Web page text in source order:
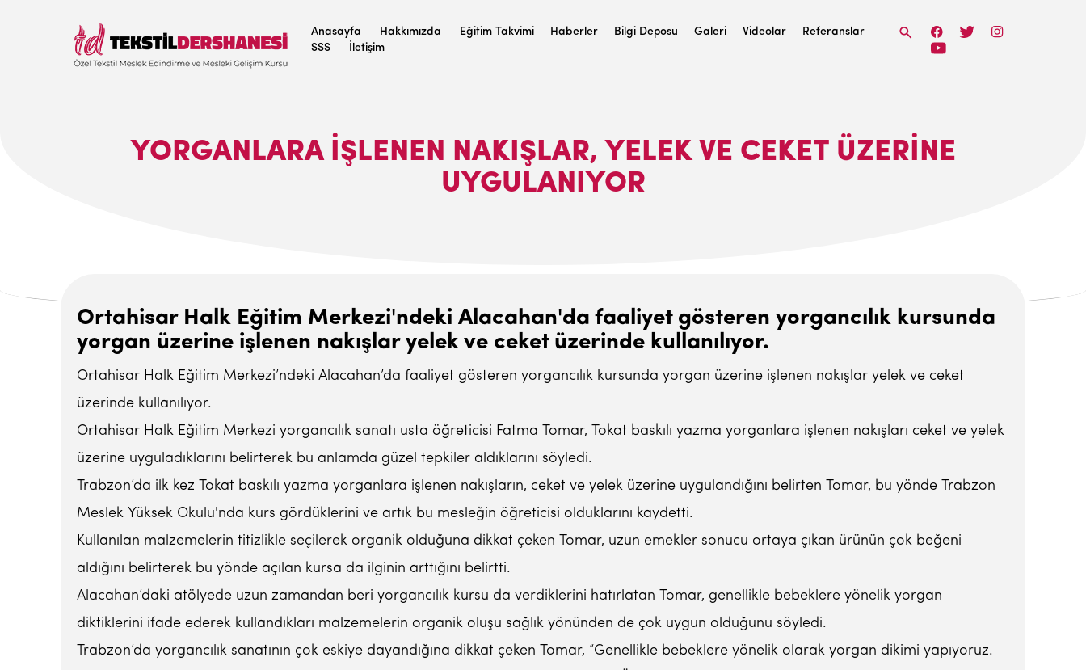
Anasayfa Hakkımızda Eğitim Takvimi Haberler Bilgi Deposu Galeri Videolar
Referanslar
SSS
İletişim
YORGANLARA IŞLENEN NAKIŞLAR, YELEK VE CEKET ÜZERINE
UYGULANIYOR
Ortahisar Halk Eğitim Merkezi'ndeki Alacahan'da faaliyet gösteren yorgancılık kursunda
yorgan üzerine işlenen nakışlar yelek ve ceket üzerinde kullanılıyor.
Ortahisar Halk Eğitim Merkezi’ndeki Alacahan’da faaliyet gösteren yorgancılık kursunda yorgan üzerine işlenen nakışlar yelek ve ceket
üzerinde kullanılıyor.
Ortahisar Halk Eğitim Merkezi yorgancılık sanatı usta öğreticisi Fatma Tomar, Tokat baskılı yazma yorganlara işlenen nakışları ceket ve yelek
üzerine uyguladıklarını belirterek bu anlamda güzel tepkiler aldıklarını söyledi.
Trabzon’da ilk kez Tokat baskılı yazma yorganlara işlenen nakışların, ceket ve yelek üzerine uygulandığını belirten Tomar, bu yönde Trabzon
Meslek Yüksek Okulu'nda kurs gördüklerini ve artık bu mesleğin öğreticisi olduklarını kaydetti.
Kullanılan malzemelerin titizlikle seçilerek organik olduğuna dikkat çeken Tomar, uzun emekler sonucu ortaya çıkan ürünün çok beğeni
aldığını belirterek bu yönde açılan kursa da ilginin arttığını belirtti.
Alacahan’daki atölyede uzun zamandan beri yorgancılık kursu da verdiklerini hatırlatan Tomar, genellikle bebeklere yönelik yorgan
diktiklerini ifade ederek kullandıkları malzemelerin organik oluşu sağlık yönünden de çok uygun olduğunu söyledi.
Trabzon’da yorgancılık sanatının çok eskiye dayandığına dikkat çeken Tomar, “Genellikle bebeklere yönelik olarak yorgan dikimi yapıyoruz.